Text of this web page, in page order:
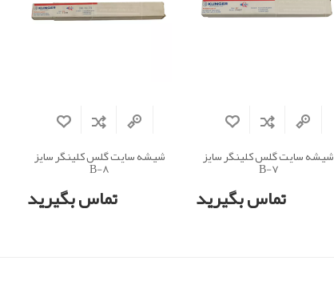
شیشه سایت گلس کلینگر سایز
B-7
تماس بگیرید
شیشه سایت گلس کلینگر سایز
B-8
تماس بگیرید